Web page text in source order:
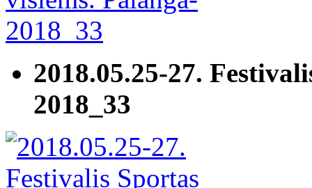
2018.05.25-27.
2018_33